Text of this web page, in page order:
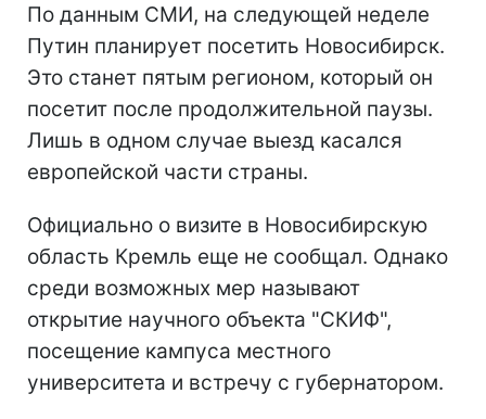
По данным СМИ, на следующей неделе
Путин планирует посетить Новосибирск.
Это станет пятым регионом, который он
посетит после продолжительной паузы.
Лишь в одном случае выезд касался
европейской части страны.
Официально о визите в Новосибирскую
область Кремль еще не сообщал. Однако
среди возможных мер называют
открытие научного объекта "СКИФ",
посещение кампуса местного
университета и встречу с губернатором.